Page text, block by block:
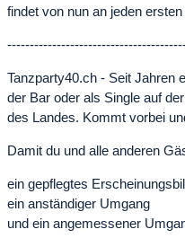
findet von nun an jeden
Tanzparty40.ch - Seit Jahren
der Bar oder als Single auf
des Landes. Kommt vorbei
Damit du und alle anderen
ein gepflegtes
ein anständiger Umgang
und ein angemessener